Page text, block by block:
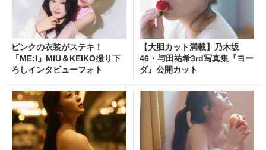
ピンクの衣装がステキ！
「ME:I」MIU＆KEIKO撮り下
ろしインタビューフォト
【大胆カット満載】乃木坂
46・与田祐希3rd写真集『ヨー
ダ』公開カット